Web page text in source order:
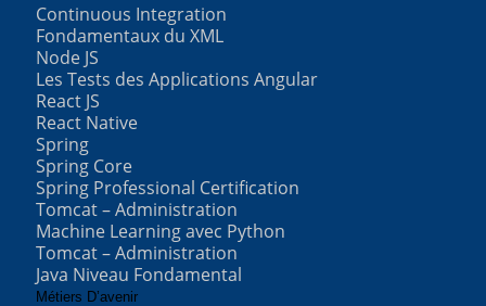
Continuous Integration
Fondamentaux du XML
Node JS
Les Tests des Applications Angular
React JS
React Native
Spring
Spring Core
Spring Professional Certification
Tomcat – Administration
Machine Learning avec Python
Tomcat – Administration
Java Niveau Fondamental
Métiers D’avenir